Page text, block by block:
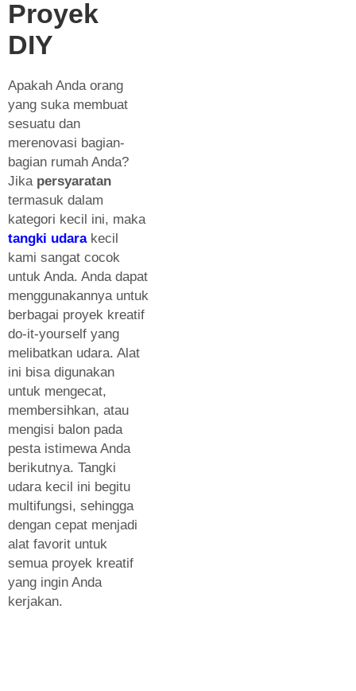
Proyek
DIY
Apakah Anda orang
yang suka membuat
sesuatu dan
merenovasi bagian-
bagian rumah Anda?
Jika persyaratan
termasuk dalam
kategori kecil ini, maka
tangki udara kecil
kami sangat cocok
untuk Anda. Anda dapat
menggunakannya untuk
berbagai proyek kreatif
do-it-yourself yang
melibatkan udara. Alat
ini bisa digunakan
untuk mengecat,
membersihkan, atau
mengisi balon pada
pesta istimewa Anda
berikutnya. Tangki
udara kecil ini begitu
multifungsi, sehingga
dengan cepat menjadi
alat favorit untuk
semua proyek kreatif
yang ingin Anda
kerjakan.